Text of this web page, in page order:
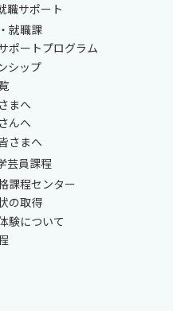
ン）
職サポート
就職課
ポートプログラム
シップ
まへ
んへ
さまへ
芸員課程
課程センター
の取得
験について